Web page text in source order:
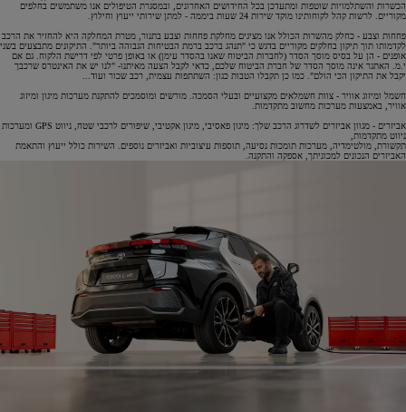
הכשרות והשתלמויות שוטפות ומתעדכן בכל החידושים האחרונים, ובמסגרת הטיפולים אנו משתמשים בחלפים
מקוריים. לרשות קהל לקוחותינו מוקד שירות 24 שעות ביממה - למתן שירותי ייעוץ וחילוץ.
פחחות וצבע - כחלק מהשרות הכולל אנו מציגים מחלקת פחחות וצבע בתנור, מטרת המחלקה היא להחזיר את הרכב
לקדמותו תוך תיקון בחלקים מקוריים בדגש כי "תנהג ברכב ברמת הבטיחות הגבוהה ביותר". התיקונים מתבצעים בשני
אופנים - הן על בסיס מוסך הסדר (לחברות הביטוח שאנו בהסדר עימן) או באופן פרטי לפי דרישת הלקוח. גם אם
י.מ. האתגר אינה מוסך הסדר של חברת הביטוח שלכם, כדאי לקבל הצעה מאיתנו- "לנו יש את האינטרס שרכבך
יקבל את התיקון הכי הולם". כמו כן תקבלו הטבות כגון: השתתפות עצמית, רכב שכור ועוד...
חשמל ומיזוג אוויר - צוות חשמלאים מקצועיים ובעלי הסמכה. מורשים ומוסמכים להתקנת מערכות מיגון ומיזוג
אוויר, באמצעות מערכות מחשוב מתקדמות.
אביזרים - מגוון אביזרים לשדרוג הרכב שלך: מיגון פאסיבי, מיגון אקטיבי, שיפורים לרכבי שטח, ניווט GPS ומערכות
ניווט מתקדמות,
תקשורת, מולטימדיה, מערכות תומכות נסיעה, תוספות עיצוביות ואביזרים נוספים. השירות כולל ייעוץ והתאמת
האביזרים הנכונים למכוניתך, אספקה והתקנה.